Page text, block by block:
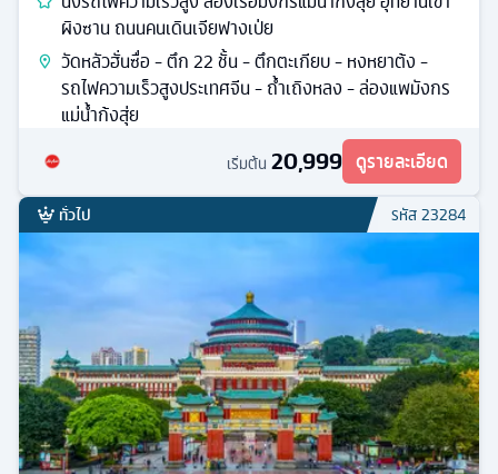
ผิงซาน ถนนคนเดินเจียฟางเป่ย
วัดหลัวฮั่นซื่อ - ตึก 22 ชั้น - ตึกตะเกียบ - หงหยาต้ง -
รถไฟความเร็วสูงประเทศจีน - ถ้ำเถิงหลง - ล่องแพมังกร
แม่น้ำก้งสุ่ย
เริ่มต้น 20,999 ดูรายละเอียด
ทั่วไป รหัส23284